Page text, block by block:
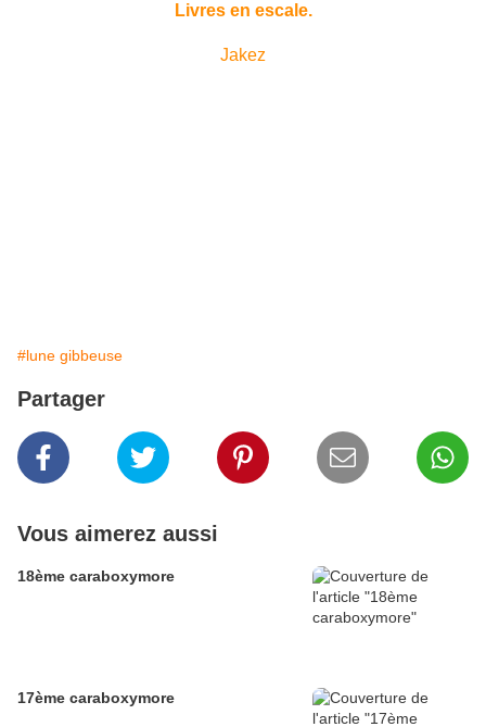
Livres en escale.
Jakez
#lune gibbeuse
Partager
Vous aimerez aussi
18ème caraboxymore
17ème caraboxymore